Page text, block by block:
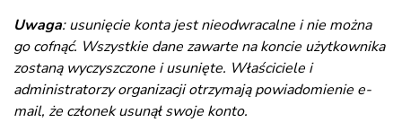
Uwaga: usunięcie konta jest nieodwracalne i nie można
go cofnąć. Wszystkie dane zawarte na koncie użytkownika
zostaną wyczyszczone i usunięte. Właściciele i
administratorzy organizacji otrzymają powiadomienie e-
mail, że członek usunął swoje konto.